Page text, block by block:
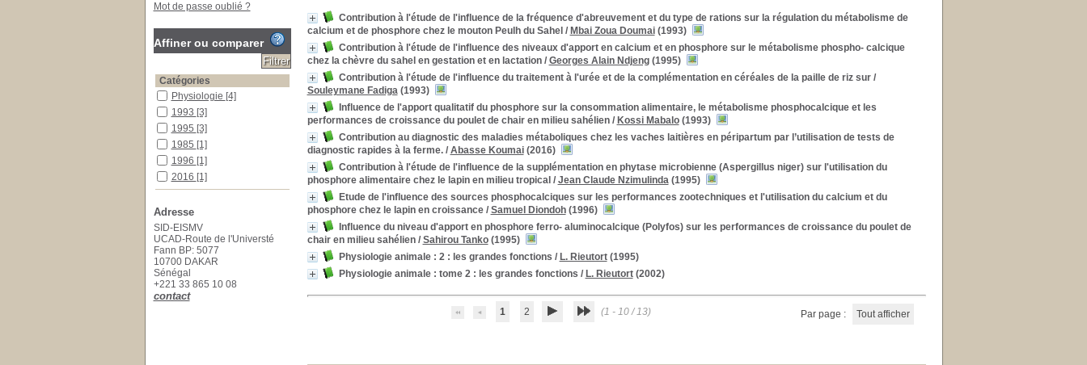
Contribution à l'étude de l'influence de la fréquence d'abreuvement et du type de rations sur la régulation du métabolisme de
calcium et de phosphore chez le mouton Peulh du Sahel / Mbai Zoua Doumai(1993)
Contribution à l'étude de l'influence des niveaux d'apport en calcium et en phosphore sur le métabolisme phospho- calcique
chez la chèvre du sahel en gestation et en lactation/ Georges Alain Ndjeng(1995)
Contribution à l'étude de l'influence du traitement à l'urée et de la complémentation en céréales de la paille de riz sur/
Souleymane Fadiga(1993)
Influence de l'apport qualitatif du phosphore sur la consommation alimentaire, le métabolisme phosphocalcique et les
performances de croissance du poulet de chair en milieu sahélien/ Kossi Mabalo(1993)
Contribution au diagnostic des maladies métaboliques chez les vaches laitières en péripartum par l’utilisation de tests de
diagnostic rapides à la ferme./ Abasse Koumai(2016)
Contribution à l'étude de l'influence de la supplémentation en phytase microbienne (Aspergillus niger) sur l'utilisation du
phosphore alimentaire chez le lapin en milieu tropical / Jean Claude Nzimulinda(1995)
Etude de l'influence des sources phosphocalciques sur les performances zootechniques et l'utilisation du calcium et du
phosphore chez le lapin en croissance/ Samuel Diondoh(1996)
Influence du niveau d'apport en phosphore ferro- aluminocalcique (Polyfos) sur les performances de croissance du poulet de
chair en milieu sahélien/ Sahirou Tanko(1995)
Physiologie animale : 2 : les grandes fonctions / L. Rieutort(1995)
Physiologie animale : tome 2 : les grandes fonctions / L. Rieutort(2002)
1 2 (1 - 10 / 13) Par page : Tout afficher
Mot de passe oublié ?
Affiner ou comparer
Catégories
Physiologie [4]
1993 [3]
1995 [3]
1985 [1]
1996 [1]
2016 [1]
Bibliothèque (SID)
Section
Documentaires[4]
Thèses Vétérinaires
Suggestions
Adresse
SID-EISMV
UCAD-Route de l'Universté
Fann BP: 5077
10700 DAKAR
Sénégal
+221 33 865 10 08
contact